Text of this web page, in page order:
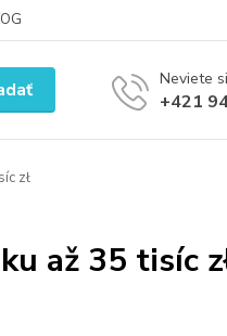
Neviete
+421
zł
až 35 tisíc